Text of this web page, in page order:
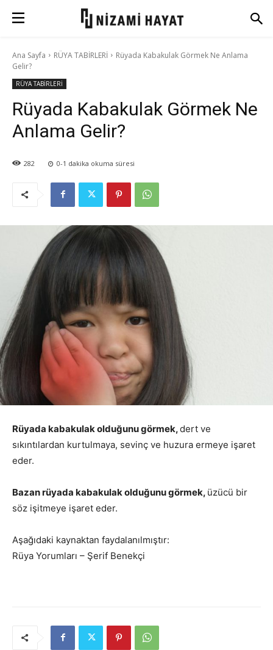
Ana Sayfa RÜYA TABİRLERİ
Rüyada Kabakulak Görmek Ne Anlama
Gelir?
RÜYA TABİRLERİ
Rüyada Kabakulak Görmek Ne
Anlama Gelir?
282 0-1 dakika okuma süresi
Rüyada kabakulak olduğunu görmek,dert ve
sıkıntılardan kurtulmaya, sevinç ve huzura ermeye işaret
eder.
Bazan rüyada kabakulak olduğunu görmek, üzücü bir
söz işitmeye işaret eder.
Aşağıdaki kaynaktan faydalanılmıştır:
Rüya Yorumları – Şerif Benekçi